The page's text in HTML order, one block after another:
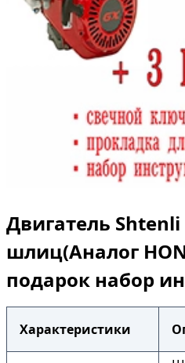
Двигатель Shtenli
шлиц(Аналог
подарок набор
Характеристики